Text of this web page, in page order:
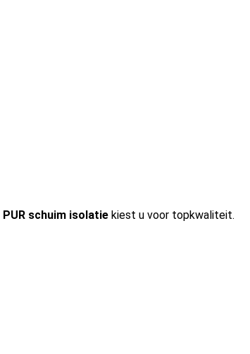
PUR schuim isolatie kiest u voor topkwaliteit.